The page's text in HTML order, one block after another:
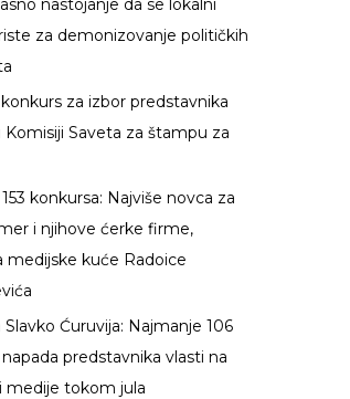
nastojanje da se lokalni
za demonizovanje političkih
za izbor predstavnika
Komisiji Saveta za štampu za
konkursa: Najviše novca za
i njihove ćerke firme,
medijske kuće Radoice
Slavko Ćuruvija: Najmanje 106
predstavnika vlasti na
medije tokom jula